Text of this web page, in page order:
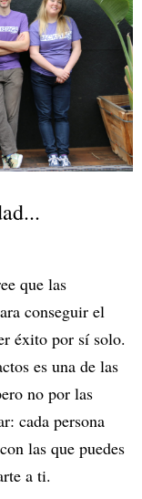
que las
conseguir el
éxito por sí solo.
es una de las
no por las
cada persona
las que puedes
a ti.